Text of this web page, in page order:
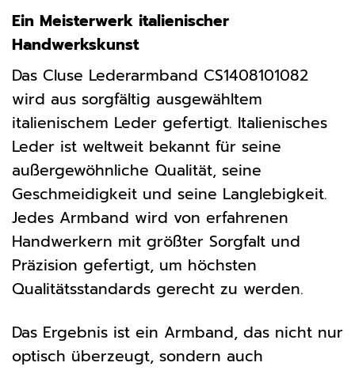
Ein Meisterwerk italienischer
Handwerkskunst
Das Cluse Lederarmband CS1408101082
wird aus sorgfältig ausgewähltem
italienischem Leder gefertigt. Italienisches
Leder ist weltweit bekannt für seine
außergewöhnliche Qualität, seine
Geschmeidigkeit und seine Langlebigkeit.
Jedes Armband wird von erfahrenen
Handwerkern mit größter Sorgfalt und
Präzision gefertigt, um höchsten
Qualitätsstandards gerecht zu werden.
Das Ergebnis ist ein Armband, das nicht nur
optisch überzeugt, sondern auch